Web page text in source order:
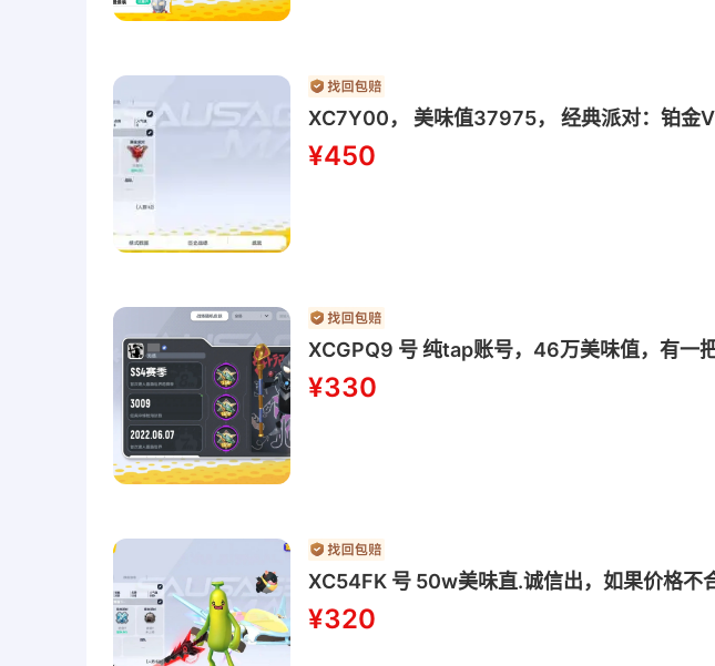
XC7Y00， 美味值37975， 经典派对：铂金
¥450
XCGPQ9 号 纯tap账号，46万美味值，有一
¥330
XC54FK 号 50w美味直.诚信出，如果价格不
¥320